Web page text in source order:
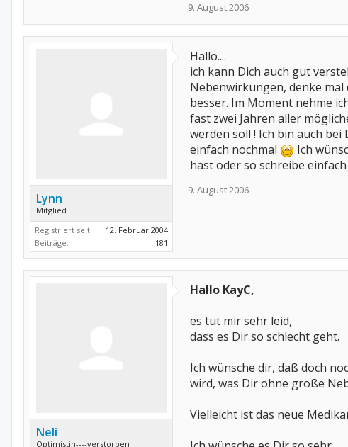
9. August 2006
Lynn
Mitglied
Registriert seit:
12. Februar 2004
Beiträge:
181
Hallo....
ich kann Dich auch gut
Nebenwirkungen, denke
besser. Im Moment nehme
fast zwei Jahren aller
werden soll ! Ich bin auch bei
einfach nochmal
Ich
hast oder so schreibe einfach
9. August 2006
Neli
Optimistin----verstorben
Hallo KayC,
es tut mir sehr leid,
dass es Dir so schlecht geht.
Ich wünsche dir, daß doch
wird, was Dir ohne große
Vielleicht ist das neue